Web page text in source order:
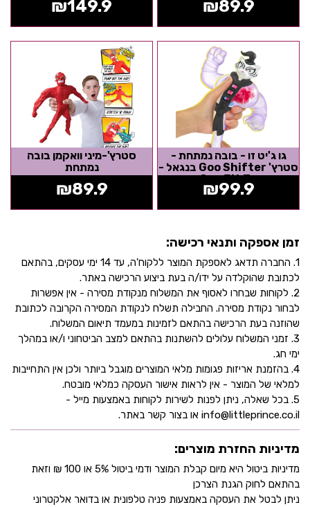
₪89.9
₪149.9
גו ג'יט זו - בובה נמתחת -
סטרץ' Goo Shifter בנגאל -
Goo Jit Zu
₪99.9
סטרץ'-מיני וואקמן בובה
נמתחת
₪89.9
זמן אספקה ותנאי רכישה:
1. החברה תדאג לאספקת המוצר ללקוח'ה, עד 14 ימי עסקים, בהתאם
לכתובת שהוקלדה על ידו/ה בעת ביצוע הרכישה באתר.
2. לקוחות שבחרו לאסוף את המשלוח מנקודת מסירה - אין אפשרות
לבחור נקודת מסירה. החבילה תשלח לנקודת המסירה הקרובה לכתובת
שהוזנה בעת הרכישה בהתאם לזמינות במעמד תיאום המשלוח.
3. זמני המשלוח עלולים להשתנות בהתאם למצב הביטחוני ו/או במהלך
ימי חג.
4. בהזמנת אריזות פגומות מלאי המוצרים מוגבל ביותר ולכן אין התחייבות
למלאי של המוצר - אין לראות אישור העסקה כמלאי מובטח.
5. בכל שאלה, ניתן לפנות לשירות לקוחות באמצעות מייל -
info@littleprince.co.il או בצור קשר באתר.
מדיניות החזרת מוצרים:
מדיניות ביטול היא מיום קבלת המוצר ודמי ביטול 5% או 100 ₪ וזאת
בהתאם לחוק הגנת הצרכן
ניתן לבטל את העסקה באמצעות פניה טלפונית או בדואר אלקטרוני